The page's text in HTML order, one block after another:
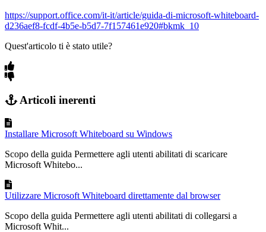
https://support.office.com/it-it/article/guida-di-microsoft-whiteboard-
d236aef8-fcdf-4b5e-b5d7-7f157461e920#bkmk_10
Quest'articolo ti è stato utile?
Articoli inerenti
Installare Microsoft Whiteboard su Windows
Scopo della guida Permettere agli utenti abilitati di scaricare
Microsoft Whitebo...
Utilizzare Microsoft Whiteboard direttamente dal browser
Scopo della guida Permettere agli utenti abilitati di collegarsi a
Microsoft Whit...